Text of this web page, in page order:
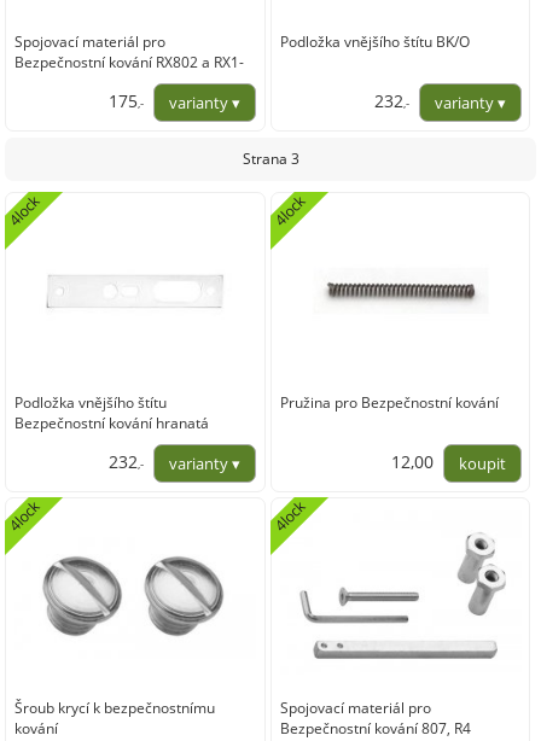
Spojovací materiál pro
Bezpečnostní kování RX802 a RX1-
175,-
Podložka vnějšího štítu BK/O
232,-
Strana 3
Podložka vnějšího štítu
Bezpečnostní kování hranatá
4lock
232,-
Pružina pro Bezpečnostní kování
4lock
12,00
Šroub krycí k bezpečnostnímu
kování
4lock
Spojovací materiál pro
Bezpečnostní kování 807, R4
4lock